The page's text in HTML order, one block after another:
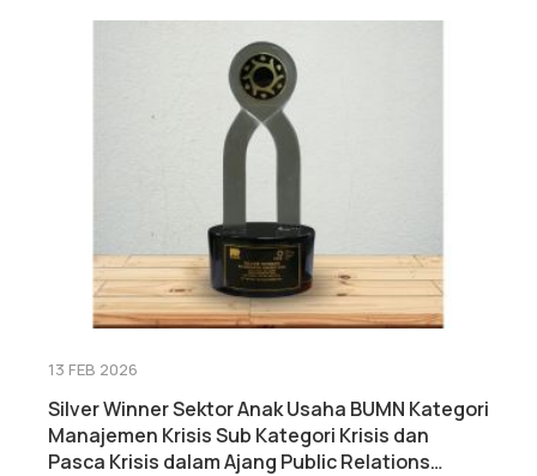
13 FEB 2026
Silver Winner Sektor Anak Usaha BUMN Kategori
Manajemen Krisis Sub Kategori Krisis dan
Pasca Krisis dalam Ajang Public Relations